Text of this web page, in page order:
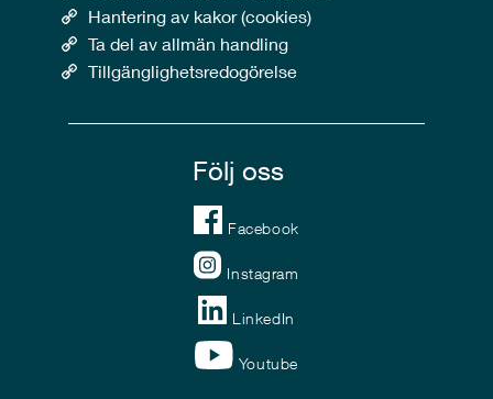
Hantering av kakor (cookies)
Ta del av allmän handling
Tillgänglighetsredogörelse
Följ oss
Facebook
Instagram
LinkedIn
Youtube